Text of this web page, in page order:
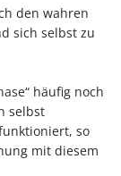
den wahren
sich selbst zu
häufig noch
selbst
so
mit diesem